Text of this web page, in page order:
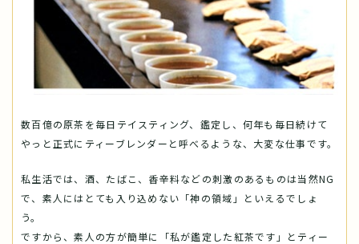
数百億の原茶を毎日テイスティング、鑑定し、何年も毎日続けて
やっと正式にティーブレンダーと呼べるような、大変な仕事です。
私生活では、酒、たばこ、香辛料などの刺激のあるものは当然NG
で、素人にはとても入り込めない「神の領域」といえるでしょ
う。
ですから、素人の方が簡単に「私が鑑定した紅茶です」とティー